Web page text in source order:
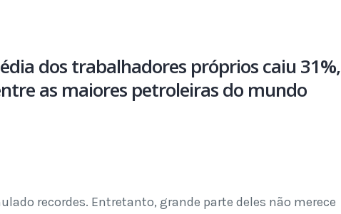
dos trabalhadores próprios caiu 31%,
as maiores petroleiras do mundo
recordes. Entretanto, grande parte deles não merece